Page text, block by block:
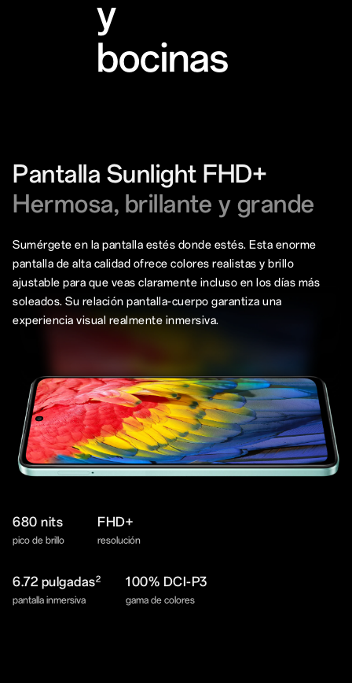
y
bocinas
Pantalla Sunlight FHD+
Hermosa, brillante y grande
Sumérgete en la pantalla estés donde estés. Esta enorme
pantalla de alta calidad ofrece colores realistas y brillo
ajustable para que veas claramente incluso en los días más
soleados. Su relación pantalla-cuerpo garantiza una
experiencia visual realmente inmersiva.
680 nits
pico de brillo
FHD+
resolución
6.72 pulgadas2
pantalla inmersiva
100% DCI-P3
gama de colores